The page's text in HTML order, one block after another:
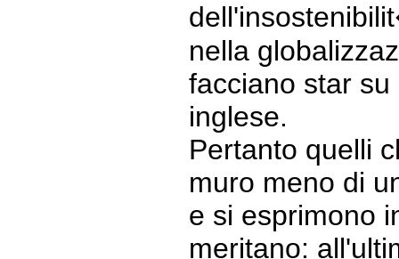
nella
facciano star
inglese.
Pertanto quelli
muro meno di
e si esprimono
meritano: